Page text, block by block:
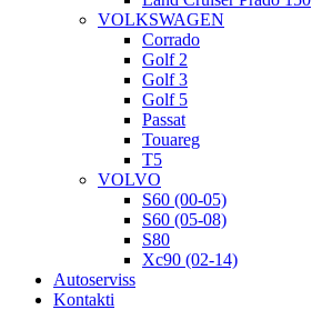
VOLKSWAGEN
Corrado
Golf 2
Golf 3
Golf 5
Passat
Touareg
T5
VOLVO
S60 (00-05)
S60 (05-08)
S80
Xc90 (02-14)
Autoserviss
Kontakti